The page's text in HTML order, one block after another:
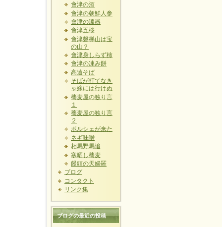
會津の酒
會津の朝鮮人参
會津の漆器
會津五桜
會津磐梯山は宝
の山？
會津身しらず柿
會津の凍み餅
高遠そば
そばが打てなき
ゃ嫁には行けぬ
蕎麦屋の独り言
１
蕎麦屋の独り言
２
ポルシェが来た
ネギ味噌
相馬野馬追
寒晒し蕎麦
饅頭の天婦羅
ブログ
コンタクト
リンク集
ブログの最近の投稿